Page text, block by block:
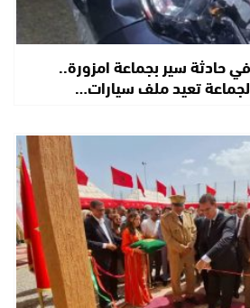
حادثة سير بجماعة امزورة..
تعيد ملف سيارات…